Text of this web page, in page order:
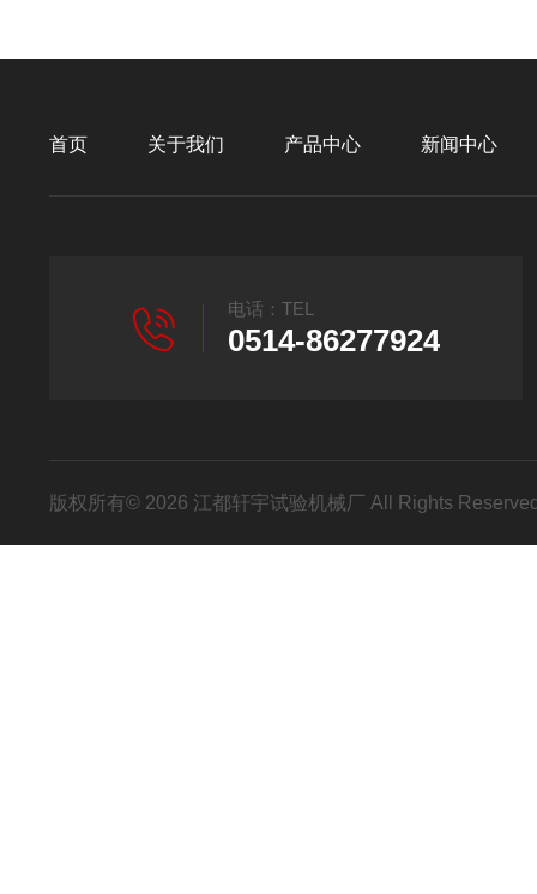
首页 关于我们 产品中心 新闻中心
电话：TEL
0514-86277924
版权所有© 2026 江都轩宇试验机械厂 All Rights